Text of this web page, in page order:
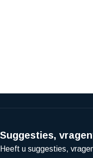
Suggesties,
Heeft u suggesties,